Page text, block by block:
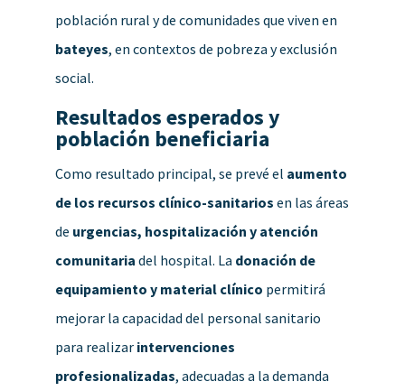
población rural y de comunidades que viven en
bateyes, en contextos de pobreza y exclusión
social.
Resultados esperados y
población beneficiaria
Como resultado principal, se prevé el aumento
de los recursos clínico-sanitarios en las áreas
de urgencias, hospitalización y atención
comunitaria del hospital. La donación de
equipamiento y material clínico permitirá
mejorar la capacidad del personal sanitario
para realizar intervenciones
profesionalizadas, adecuadas a la demanda